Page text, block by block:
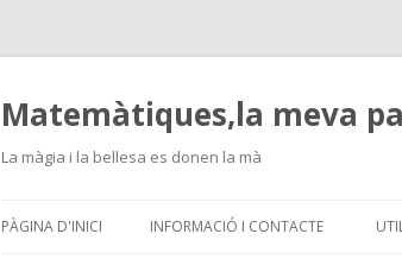
Matemàtiques,la meva
La màgia i la bellesa es donen la mà
PÀGINA D'INICI INFORMACIÓ I CONTACTE